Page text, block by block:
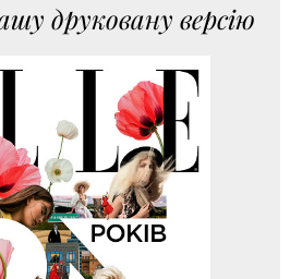
друковану версію